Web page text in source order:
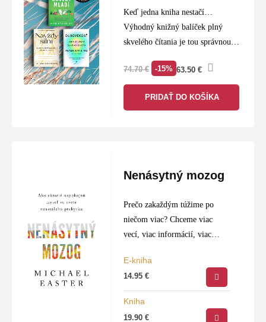
Keď jedna kniha nestačí…
Výhodný knižný balíček plný
skvelého čítania je tou správnou
74.70€ -15% 63.50 €
PRIDAŤ DO KOŠÍKA
Nenásytný mozog
Prečo zakaždým túžime po
niečom viac? Chceme viac
vecí, viac informácií, viac
Novšie a krajšie auto, lepší byt
či dom, ešte jeden zákusok,
ešte jedny…
E-kniha
14.95€
Kniha
19.90€